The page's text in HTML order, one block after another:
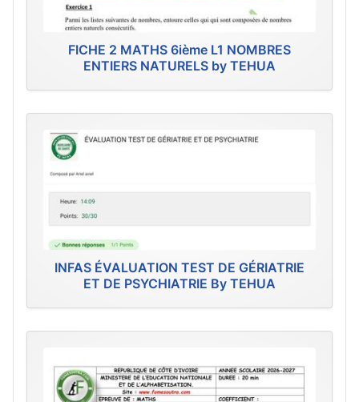
FICHE 2 MATHS 6ième L1 NOMBRES
ENTIERS NATURELS by TEHUA
INFAS ÉVALUATION TEST DE GÉRIATRIE
ET DE PSYCHIATRIE By TEHUA